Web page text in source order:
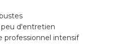
d'entretien
professionnel intensif